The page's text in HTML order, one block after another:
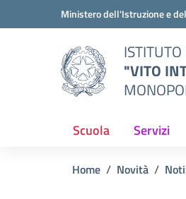
Vai ai contenuti
Vai al menu di navigazione
Ministero dell'Istruzione e
"VITO
Scuola Servizi
Home Novità